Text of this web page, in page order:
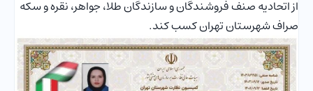
از اتحادیه صنف فروشندگان و سازندگان طلا، جواهر، نقره و سکه
صراف شهرستان تهران کسب کند.